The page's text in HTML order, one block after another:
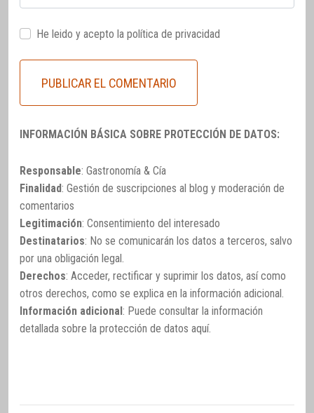
He leido y acepto la política de privacidad
INFORMACIÓN BÁSICA SOBRE PROTECCIÓN DE DATOS:
Responsable: Gastronomía & Cía
Finalidad: Gestión de suscripciones al blog y moderación de
comentarios
Legitimación: Consentimiento del interesado
Destinatarios: No se comunicarán los datos a terceros, salvo
por una obligación legal.
Derechos: Acceder, rectificar y suprimir los datos, así como
otros derechos, como se explica en la información adicional.
Información adicional: Puede consultar la información
detallada sobre la protección de datos aquí.